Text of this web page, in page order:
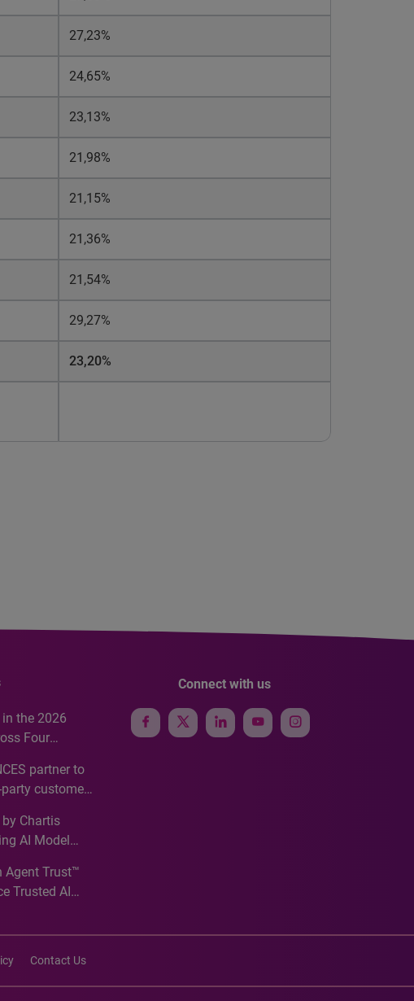
27,23%
24,65%
23,13%
21,98%
21,15%
21,36%
21,54%
29,27%
23,20%
the 2026
Four
partner to
customer
Chartis
AI Model
Agent Trust™
Trusted AI
Connect with us
Contact Us